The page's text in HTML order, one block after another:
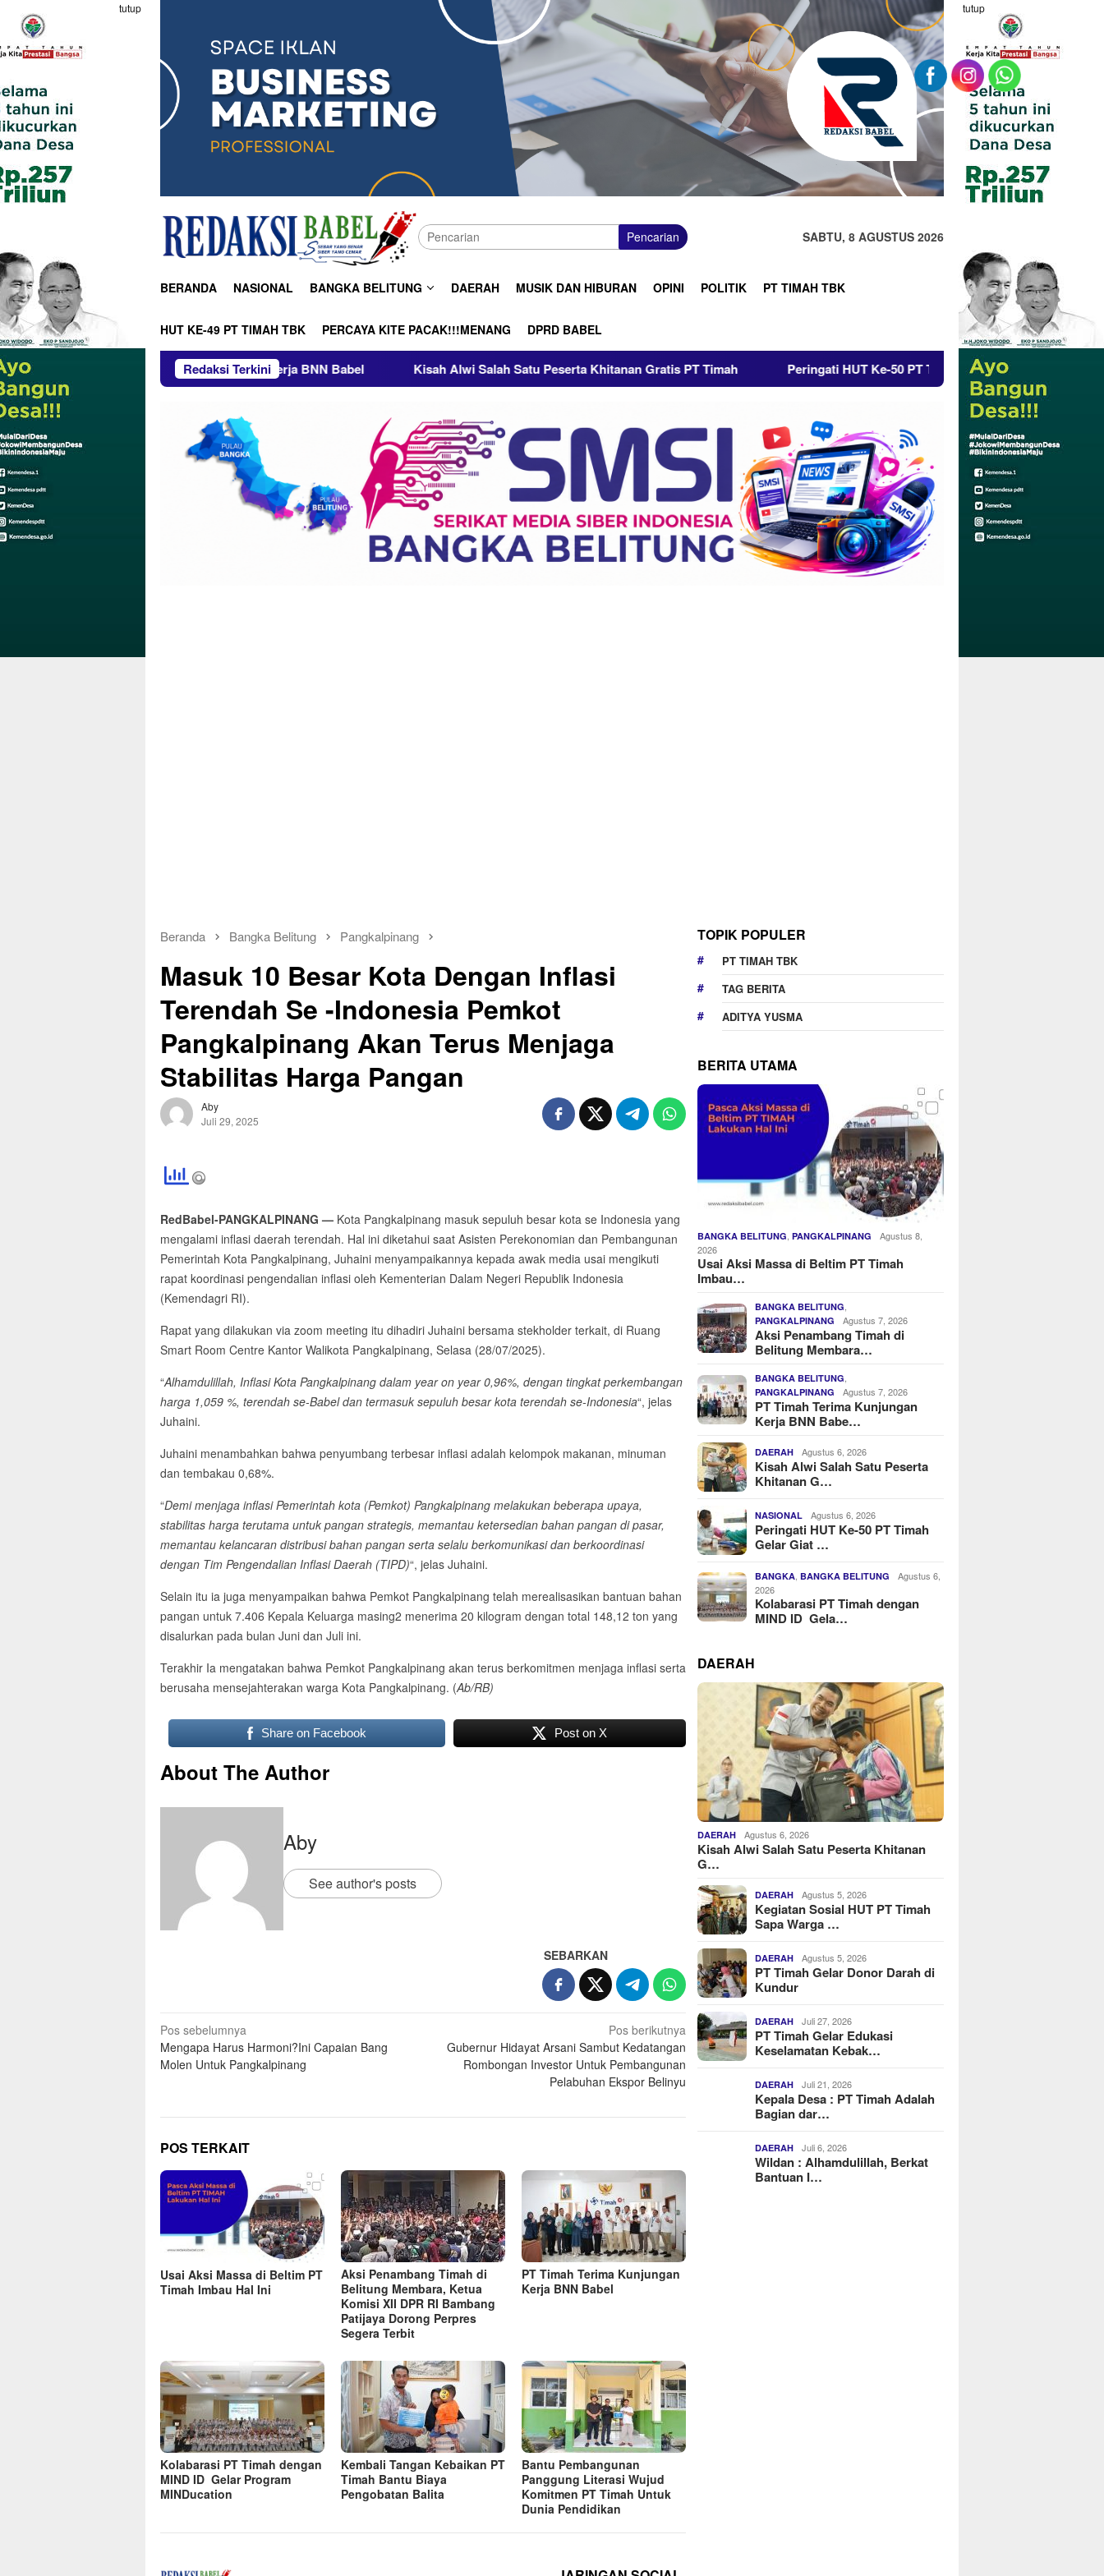
tutup tutup
Pencarian SABTU, 8 AGUSTUS 2026
BERANDA NASIONAL BANGKA BELITUNG DAERAH MUSIK DAN HIBURAN OPINI POLITIK PT TIMAH TBK
HUT KE-49 PT TIMAH TBK PERCAYA KITE PACAK!!!MENANG DPRD BABEL
Redaksi Terkini
PT Timah Terima Kunjungan Kerja BNN Babel Kisah Alwi Salah Satu Peserta Khitanan Gratis PT Timah Peringati HUT Ke-50 PT Timah Gelar Giat Sosial di Jakarta
Beranda Bangka Belitung Pangkalpinang
Masuk 10 Besar Kota Dengan Inflasi
Terendah Se -Indonesia Pemkot
Pangkalpinang Akan Terus Menjaga
Stabilitas Harga Pangan
Aby
Juli 29, 2025
RedBabel-PANGKALPINANG — Kota Pangkalpinang masuk sepuluh besar kota se Indonesia yang
mengalami inflasi daerah terendah. Hal ini diketahui saat Asisten Perekonomian dan Pembangunan
Pemerintah Kota Pangkalpinang, Juhaini menyampaikannya kepada awak media usai mengikuti
rapat koordinasi pengendalian inflasi oleh Kementerian Dalam Negeri Republik Indonesia
(Kemendagri RI).
Rapat yang dilakukan via zoom meeting itu dihadiri Juhaini bersama stekholder terkait, di Ruang
Smart Room Centre Kantor Walikota Pangkalpinang, Selasa (28/07/2025).
“Alhamdulillah, Inflasi Kota Pangkalpinang dalam year on year 0,96%, dengan tingkat perkembangan
harga 1,059 %, terendah se-Babeldan termasuk sepuluh besar kota terendah se-Indonesia“, jelas
Juhaini.
Juhaini menambahkan bahwa penyumbang terbesar inflasi adalah kelompok makanan, minuman
dan tembakau 0,68%.
“Demi menjaga inflasi Pemerintah kota (Pemkot) Pangkalpinang melakukan beberapa upaya,
stabilitas harga terutama untuk pangan strategis, memantau ketersedian bahan pangan di pasar,
memantau kelancaran distribusi bahan pangan serta selalu berkomunikasi dan berkoordinasi
dengan Tim Pengendalian Inflasi Daerah (TIPD)“, jelas Juhaini.
Selain itu ia juga menyampaikan bahwa Pemkot Pangkalpinang telah merealisasikan bantuan bahan
pangan untuk 7.406 Kepala Keluarga masing2 menerima 20 kilogram dengan total 148,12 ton yang
disalurkan pada bulan Juni dan Juli ini.
Terakhir Ia mengatakan bahwa Pemkot Pangkalpinang akan terus berkomitmen menjaga inflasi serta
berusaha mensejahterakan warga Kota Pangkalpinang. (Ab/RB)
Share on Facebook Post on X
About The Author
Aby
See author's posts
SEBARKAN
Pos sebelumnya
Mengapa Harus Harmoni?Ini Capaian Bang
Molen Untuk Pangkalpinang
Pos berikutnya
Gubernur Hidayat Arsani Sambut Kedatangan
Rombongan Investor Untuk Pembangunan
Pelabuhan Ekspor Belinyu
POS TERKAIT
Usai Aksi Massa di Beltim PT
Timah Imbau Hal Ini
Aksi Penambang Timah di
Belitung Membara, Ketua
Komisi XII DPR RI Bambang
Patijaya Dorong Perpres
Segera Terbit
PT Timah Terima Kunjungan
Kerja BNN Babel
Kolabarasi PT Timah dengan
MIND ID Gelar Program
MINDucation
Kembali Tangan Kebaikan PT
Timah Bantu Biaya
Pengobatan Balita
Bantu Pembangunan
Panggung Literasi Wujud
Komitmen PT Timah Untuk
Dunia Pendidikan
TOPIK POPULER
PT TIMAH TBK
TAG BERITA
ADITYA YUSMA
BERITA UTAMA
BANGKA BELITUNG,PANGKALPINANG
Agustus 8,
2026
Usai Aksi Massa di Beltim PT Timah
Imbau…
BANGKA BELITUNG,
PANGKALPINANG Agustus 7, 2026
Aksi Penambang Timah di
Belitung Membara…
BANGKA BELITUNG,
PANGKALPINANG Agustus 7, 2026
PT Timah Terima Kunjungan
Kerja BNN Babe…
DAERAH Agustus 6, 2026
Kisah Alwi Salah Satu Peserta
Khitanan G…
NASIONAL Agustus 6, 2026
Peringati HUT Ke-50 PT Timah
Gelar Giat …
BANGKA,BANGKA BELITUNG
Agustus 6,
2026
Kolabarasi PT Timah dengan
MIND ID Gela…
DAERAH
DAERAH Agustus 6, 2026
Kisah Alwi Salah Satu Peserta Khitanan
G…
DAERAH Agustus 5, 2026
Kegiatan Sosial HUT PT Timah
Sapa Warga …
DAERAH Agustus 5, 2026
PT Timah Gelar Donor Darah di
Kundur
DAERAH Juli 27, 2026
PT Timah Gelar Edukasi
Keselamatan Kebak…
DAERAH Juli 21, 2026
Kepala Desa : PT Timah Adalah
Bagian dar…
DAERAH Juli 6, 2026
Wildan : Alhamdulillah, Berkat
Bantuan I…